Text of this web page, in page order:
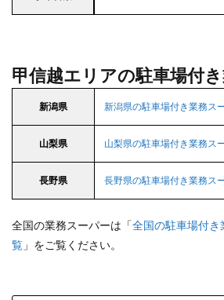
甲信越エリアの駐車場付
新潟県 新潟県の駐車場付き業務ス
山梨県 山梨県の駐車場付き業務ス
長野県 長野県の駐車場付き業務ス
全国の業務スーパーは「全国の駐車場付
覧 」をご覧ください。